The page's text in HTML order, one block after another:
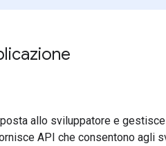
allo sviluppatore e
API che consentono agli